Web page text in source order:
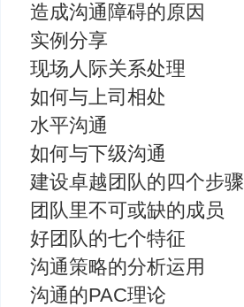
造成沟通障碍的原因
实例分享
现场人际关系处理
如何与上司相处
水平沟通
如何与下级沟通
建设卓越团队的四个步骤
团队里不可或缺的成员
好团队的七个特征
沟通策略的分析运用
沟通的PAC理论